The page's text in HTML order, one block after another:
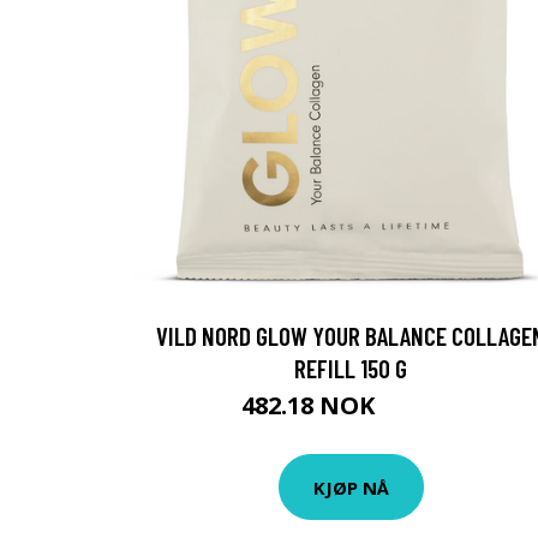
VILD NORD GLOW YOUR BALANCE
REFILL 150 G
482.18 NOK
KJØP NÅ